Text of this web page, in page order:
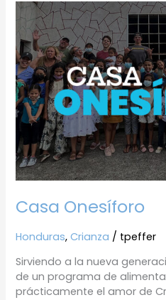
Casa Onesíforo
Honduras,Crianza / tpeffer
Sirviendo a la nueva
de un programa de
prácticamente el amor de
Casa
Onesíforo